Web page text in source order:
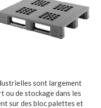
sont largement
ou de stockage dans les
sur des bloc palettes et